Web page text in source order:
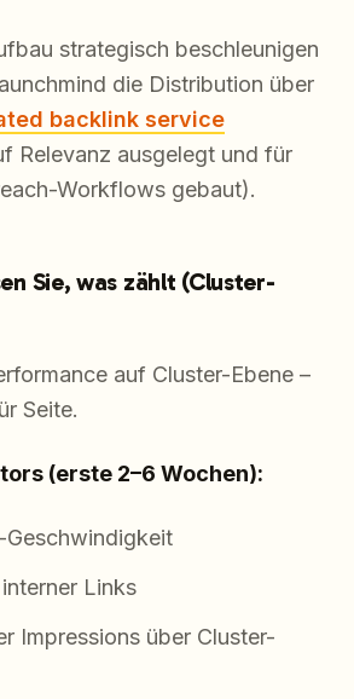
strategisch beschleunigen
die Distribution über
backlink service
Relevanz ausgelegt und für
Workflows gebaut).
Sie, was zählt (Cluster-
auf Cluster-Ebene –
Seite.
(erste 2–6 Wochen):
Geschwindigkeit
Links
Impressions über Cluster-